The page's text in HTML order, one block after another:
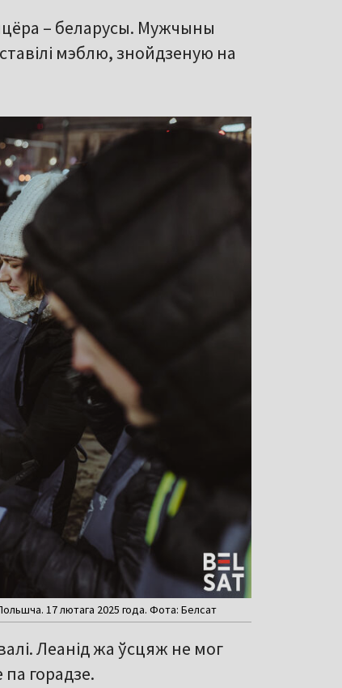
– беларусы. Мужчыны
мэблю, знойдзеную на
17 лютага 2025 года. Фота: Белсат
Леанід жа ўсцяж не мог
горадзе.